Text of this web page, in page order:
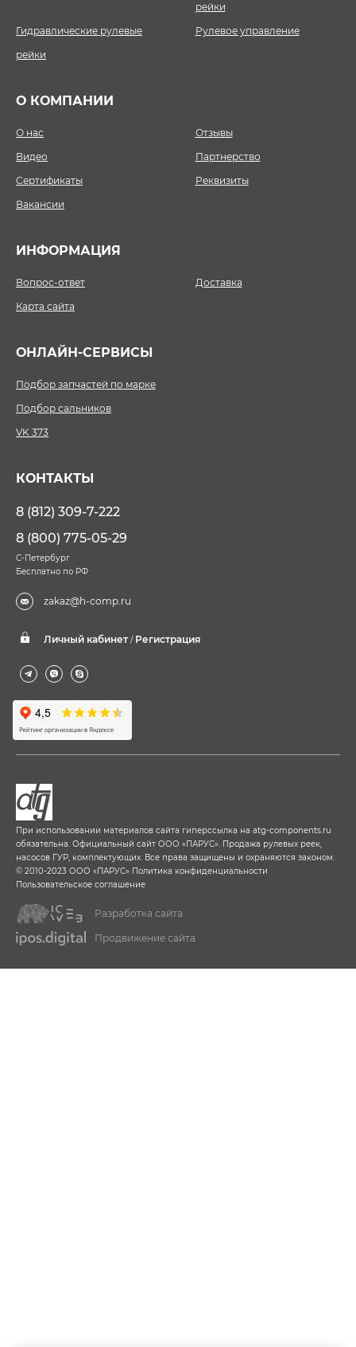
рейки
Гидравлические рулевые
рейки
Рулевое управление
О КОМПАНИИ
О нас
Отзывы
Видео
Партнерство
Сертификаты
Реквизиты
Вакансии
ИНФОРМАЦИЯ
Вопрос-ответ
Доставка
Карта сайта
ОНЛАЙН-СЕРВИСЫ
Подбор запчастей по марке
Подбор сальников
VK 373
КОНТАКТЫ
8 (812) 309-7-222
8 (800) 775-05-29
С-Петербург
Бесплатно по РФ
zakaz@h-comp.ru
Личный кабинет / Регистрация
При использовании материалов сайта гиперссылка на atg-components.ru
обязательна. Официальный сайт ООО «ПАРУС». Продажа рулевых реек,
насосов ГУР, комплектующих. Все права защищены и охраняются законом.
© 2010-2023 ООО «ПАРУС» Политика конфиденциальности
Пользовательское соглашение
Разработка сайта
Продвижение сайта